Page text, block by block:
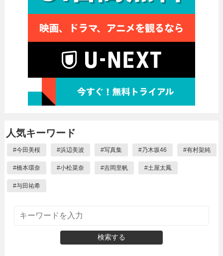
人気キーワード
#今田美桜 #浜辺美波 #写真集 #乃木坂46 #有村架純
#橋本環奈 #小松菜奈 #吉岡里帆 #土屋太鳳
#与田祐希
検索する